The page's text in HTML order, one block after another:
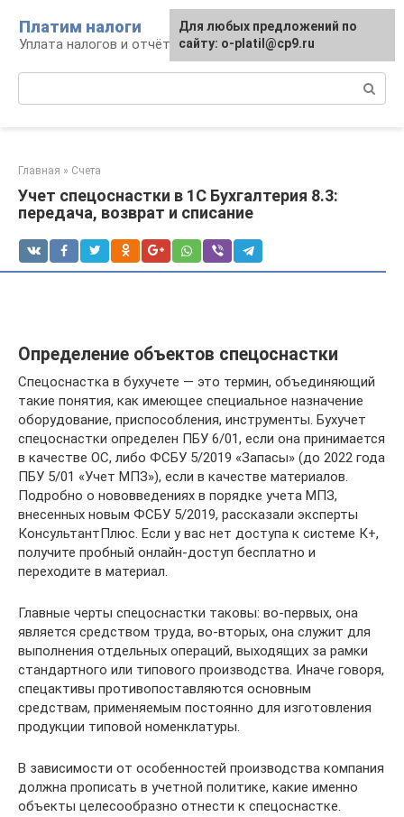
контенту
Платим налоги
Уплата налогов и отчётность
Главная » Счета
Учет спецоснастки в 1С Бухгалтерия 8.3:
передача, возврат и списание
Определение объектов спецоснастки
Спецоснастка в бухучете — это термин, объединяющий
такие понятия, как имеющее специальное назначение
оборудование, приспособления, инструменты. Бухучет
спецоснастки определен ПБУ 6/01, если она принимается
в качестве ОС, либо ФСБУ 5/2019 «Запасы» (до 2022 года
ПБУ 5/01 «Учет МПЗ»), если в качестве материалов.
Подробно о нововведениях в порядке учета МПЗ,
внесенных новым ФСБУ 5/2019, рассказали эксперты
КонсультантПлюс. Если у вас нет доступа к системе К+,
получите пробный онлайн-доступ бесплатно и
переходите в материал.
Главные черты спецоснастки таковы: во-первых, она
является средством труда, во-вторых, она служит для
выполнения отдельных операций, выходящих за рамки
стандартного или типового производства. Иначе говоря,
спецактивы противопоставляются основным
средствам, применяемым постоянно для изготовления
продукции типовой номенклатуры.
В зависимости от особенностей производства компания
должна прописать в учетной политике, какие именно
объекты целесообразно отнести к спецоснастке.
Для любых предложений по
сайту: o-platil@cp9.ru